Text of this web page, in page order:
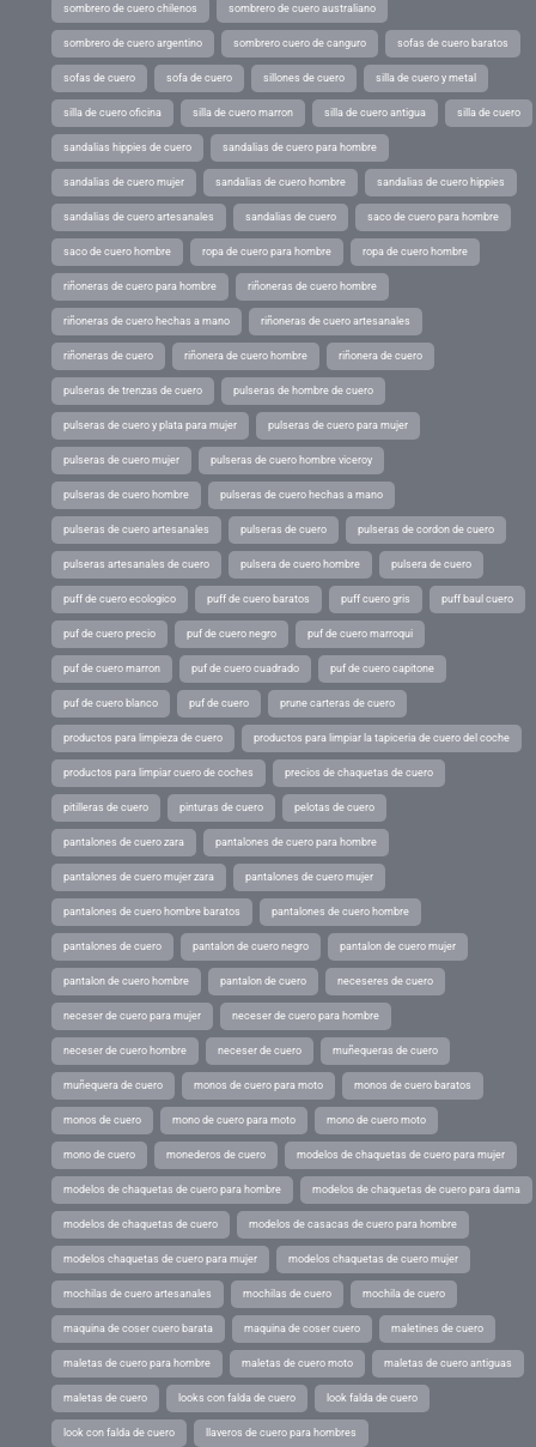
sombrero de cuero chilenos sombrero de cuero australiano
sombrero de cuero argentino sombrero cuero de canguro sofas de cuero baratos
sofas de cuero sofa de cuero sillones de cuero silla de cuero y metal
silla de cuero oficina silla de cuero marron silla de cuero antigua silla de cuero
sandalias hippies de cuero sandalias de cuero para hombre
sandalias de cuero mujer sandalias de cuero hombre sandalias de cuero hippies
sandalias de cuero artesanales sandalias de cuero saco de cuero para hombre
saco de cuero hombre ropa de cuero para hombre ropa de cuero hombre
riñoneras de cuero para hombre riñoneras de cuero hombre
riñoneras de cuero hechas a mano riñoneras de cuero artesanales
riñoneras de cuero riñonera de cuero hombre riñonera de cuero
pulseras de trenzas de cuero pulseras de hombre de cuero
pulseras de cuero y plata para mujer pulseras de cuero para mujer
pulseras de cuero mujer pulseras de cuero hombre viceroy
pulseras de cuero hombre pulseras de cuero hechas a mano
pulseras de cuero artesanales pulseras de cuero pulseras de cordon de cuero
pulseras artesanales de cuero pulsera de cuero hombre pulsera de cuero
puff de cuero ecologico puff de cuero baratos puff cuero gris puff baul cuero
puf de cuero precio puf de cuero negro puf de cuero marroqui
puf de cuero marron puf de cuero cuadrado puf de cuero capitone
puf de cuero blanco puf de cuero prune carteras de cuero
productos para limpieza de cuero productos para limpiar la tapiceria de cuero del coche
productos para limpiar cuero de coches precios de chaquetas de cuero
pitilleras de cuero pinturas de cuero pelotas de cuero
pantalones de cuero zara pantalones de cuero para hombre
pantalones de cuero mujer zara pantalones de cuero mujer
pantalones de cuero hombre baratos pantalones de cuero hombre
pantalones de cuero pantalon de cuero negro pantalon de cuero mujer
pantalon de cuero hombre pantalon de cuero neceseres de cuero
neceser de cuero para mujer neceser de cuero para hombre
neceser de cuero hombre neceser de cuero muñequeras de cuero
muñequera de cuero monos de cuero para moto monos de cuero baratos
monos de cuero mono de cuero para moto mono de cuero moto
mono de cuero monederos de cuero modelos de chaquetas de cuero para mujer
modelos de chaquetas de cuero para hombre modelos de chaquetas de cuero para dama
modelos de chaquetas de cuero modelos de casacas de cuero para hombre
modelos chaquetas de cuero para mujer modelos chaquetas de cuero mujer
mochilas de cuero artesanales mochilas de cuero mochila de cuero
maquina de coser cuero barata maquina de coser cuero maletines de cuero
maletas de cuero para hombre maletas de cuero moto maletas de cuero antiguas
maletas de cuero looks con falda de cuero look falda de cuero
look con falda de cuero llaveros de cuero para hombres